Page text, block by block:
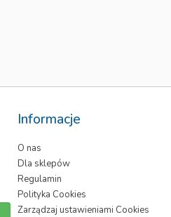
Informacje
O nas
Dla sklepów
Regulamin
Polityka Cookies
Zarządzaj ustawieniami Cookies